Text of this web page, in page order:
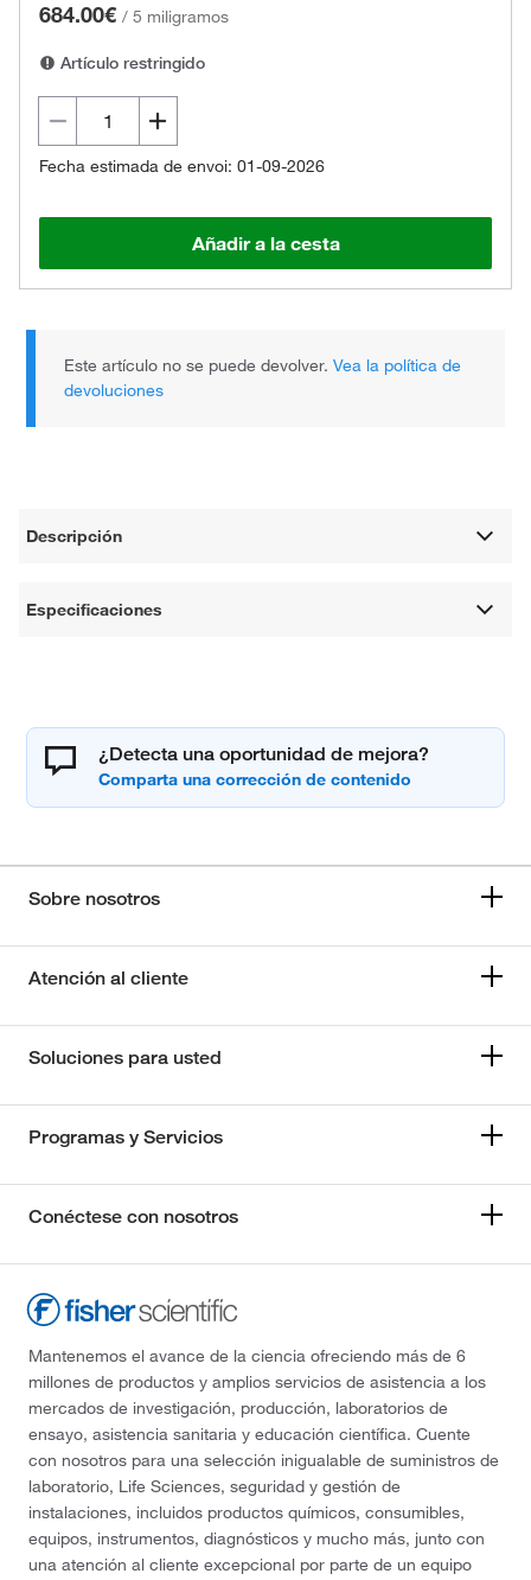
684.00€ / 5 miligramos
Artículo restringido
Fecha estimada de envoi: 01-09-2026
Añadir a la cesta
Este artículo no se puede devolver.Vea la política de
devoluciones
Descripción
Especificaciones
¿Detecta una oportunidad de mejora?
Sobre nosotros
Atención al cliente
Soluciones para usted
Programas y Servicios
Conéctese con nosotros
Mantenemos el avance de la ciencia ofreciendo más de 6
millones de productos y amplios servicios de asistencia a los
mercados de investigación, producción, laboratorios de
ensayo, asistencia sanitaria y educación científica. Cuente
con nosotros para una selección inigualable de suministros de
laboratorio, Life Sciences, seguridad y gestión de
instalaciones, incluidos productos químicos, consumibles,
equipos, instrumentos, diagnósticos y mucho más, junto con
una atención al cliente excepcional por parte de un equipo